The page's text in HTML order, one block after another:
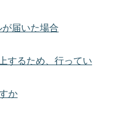
届いた場合
するため、行ってい
か